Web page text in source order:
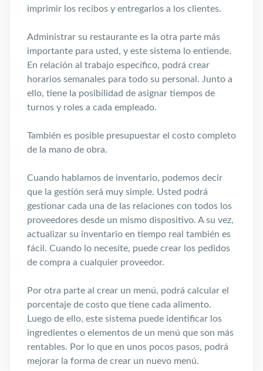
imprimir los recibos y entregarlos a los clientes.
Administrar su restaurante es la otra parte más
importante para usted, y este sistema lo entiende.
En relación al trabajo específico, podrá crear
horarios semanales para todo su personal. Junto a
ello, tiene la posibilidad de asignar tiempos de
turnos y roles a cada empleado.
También es posible presupuestar el costo completo
de la mano de obra.
Cuando hablamos de inventario, podemos decir
que la gestión será muy simple. Usted podrá
gestionar cada una de las relaciones con todos los
proveedores desde un mismo dispositivo. A su vez,
actualizar su inventario en tiempo real también es
fácil. Cuando lo necesite, puede crear los pedidos
de compra a cualquier proveedor.
Por otra parte al crear un menú, podrá calcular el
porcentaje de costo que tiene cada alimento.
Luego de ello, este sistema puede identificar los
ingredientes o elementos de un menú que son más
rentables. Por lo que en unos pocos pasos, podrá
mejorar la forma de crear un nuevo menú.